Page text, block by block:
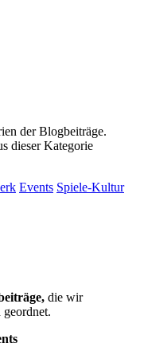
der Blogbeiträge.
dieser Kategorie
Events Spiele-Kultur
die wir
geordnet.